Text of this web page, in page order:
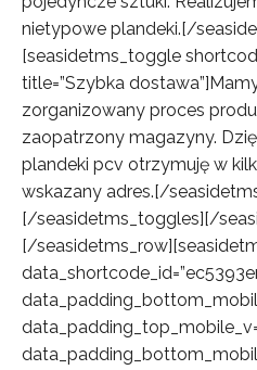
nietypowe plandeki.[/
[seasidetms_toggle
title=”Szybka
zorganizowany proces
zaopatrzony magazyny.
plandeki pcv otrzymuję w
wskazany adres.[/
[/seasidetms_toggles][/
[/